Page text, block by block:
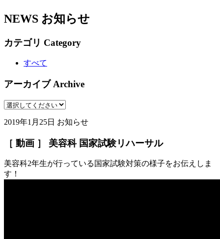
NEWS お知らせ
カテゴリ Category
すべて
アーカイブ Archive
2019年1月25日 お知らせ
［ 動画 ］ 美容科 国家試験リハーサル
美容科2年生が行っている国家試験対策の様子をお伝えしま
す！